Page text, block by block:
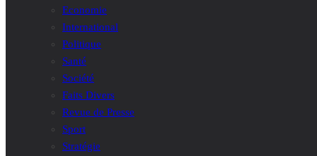
Economie
International
Politique
Santé
Société
Faits Divers
Revue de Presse
Sport
Stratégie